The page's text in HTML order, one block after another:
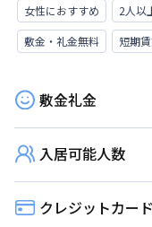
女性におすすめ 2人以
敷金・礼金無料
短期
敷金礼金
入居可能人数
クレジットカード